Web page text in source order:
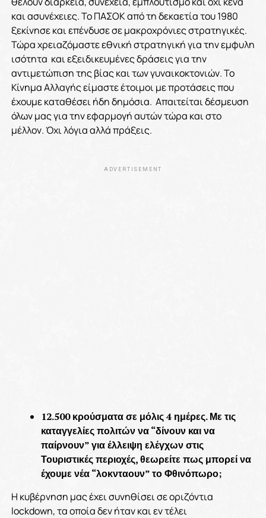
και ασυνέχειες. Το ΠΑΣΟΚ από τη δεκαετία του 1980
ξεκίνησε και επένδυσε σε μακροχρόνιες στρατηγικές.
Τώρα χρειαζόμαστε εθνική στρατηγική για την εμφυλη
ισότητα και εξειδικευμένες δράσεις για την
αντιμετώπιση της βίας και των γυναικοκτονιών. Το
Κίνημα Αλλαγής είμαστε έτοιμοι με προτάσεις που
έχουμε καταθέσει ήδη δημόσια. Απαιτείται δέσμευση
όλων μας για την εφαρμογή αυτών τώρα και στο
μέλλον. Όχι λόγια αλλά πράξεις.
ADVERTISEMENT
12.500 κρούσματα σε μόλις 4 ημέρες. Με τις
καταγγελίες πολιτών να “δίνουν και να
παίρνουν” για έλλειψη ελέγχων στις
Τουριστικές περιοχές, θεωρείτε πως μπορεί να
έχουμε νέα “λοκνταουν” το Φθινόπωρο;
Η κυβέρνηση μας έχει συνηθίσει σε οριζόντια
lockdown, τα οποία δεν ήταν και εν τέλει